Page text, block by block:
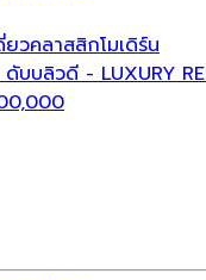
ยวคลาสสิกโมเดิร์น
บบลิวดี - LUXURY